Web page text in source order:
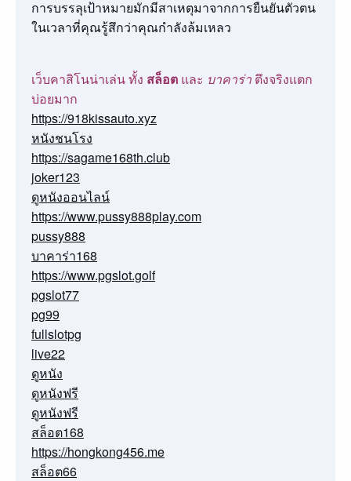
การบรรลุเป้าหมายมักมีสาเหตุมาจากการยืนยันตัวตน
ในเวลาที่คุณรู้สึกว่าคุณกำลังล้มเหลว
เว็บคาสิโนน่าเล่น ทั้ง สล็อต และ บาคาร่า ตึงจริงแตก
บ่อยมาก
https://918kissauto.xyz
หนังชนโรง
https://sagame168th.club
joker123
ดูหนังออนไลน์
https://www.pussy888play.com
pussy888
บาคาร่า168
https://www.pgslot.golf
pgslot77
pg99
fullslotpg
live22
ดูหนัง
ดูหนังฟรี
ดูหนังฟรี
สล็อต168
https://hongkong456.me
สล็อต66